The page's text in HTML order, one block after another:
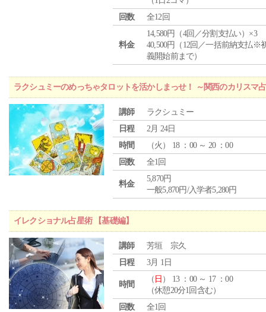
回数
全12回
料金
14,580円（4回／分割支払い）×3
40,500円（12回／一括前納支払※
義開始前まで）
ラクシュミーのめっちゃタロットを活かしまっせ！ ～関西のカリスマ
講師
ラクシュミー
日程
2月 24日
時間
（火 ） 18 ：00 ～ 20 ：00
回数
全1回
料金
5,870円
一般5,870円/入学者5,280円
イレクショナル占星術 【基礎編】
講師
芳垣 宗久
日程
3月 1日
時間
（ 日 ） 13 ：00 ～ 17 ：00
（休憩20分1回含む）
回数
全1回